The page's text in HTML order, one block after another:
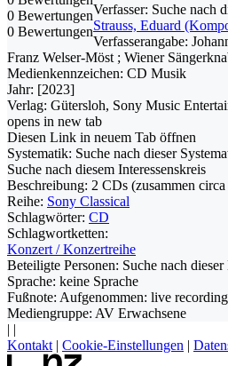
0 Bewertungen
0 Bewertungen
Verfasser: Suche nach
Strauss, Eduard
Verfasserangabe:
Franz Welser-Möst ; Wiener
Medienkennzeichen: CD Musik
Jahr: [2023]
Verlag: Gütersloh, Sony Music
opens in new tab
Diesen Link in neuem Tab öffnen
Systematik: Suche nach dieser
Suche nach diesem Interessenskreis
Beschreibung: 2 CDs (zusammen
Reihe: Sony Classical
Schlagwörter: CD
Schlagwortketten:
Konzert / Konzertreihe
Beteiligte Personen: Suche nach
Sprache: keine Sprache
Fußnote: Aufgenommen: live
Mediengruppe: AV Erwachsene
| |
Kontakt | Cookie-Einstellungen |